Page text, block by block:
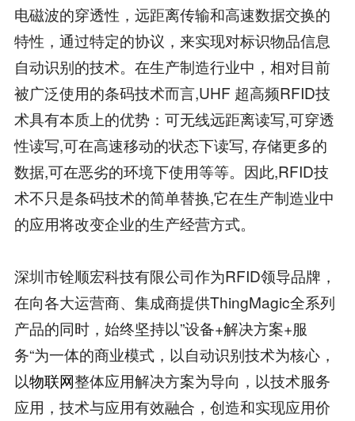
电磁波的穿透性，远距离传输和高速数据交换的
特性，通过特定的协议，来实现对标识物品信息
自动识别的技术。在生产制造行业中，相对目前
被广泛使用的条码技术而言,UHF 超高频RFID技
术具有本质上的优势：可无线远距离读写,可穿透
性读写,可在高速移动的状态下读写, 存储更多的
数据,可在恶劣的环境下使用等等。因此,RFID技
术不只是条码技术的简单替换,它在生产制造业中
的应用将改变企业的生产经营方式。
深圳市铨顺宏科技有限公司作为RFID领导品牌，
在向各大运营商、集成商提供ThingMagic全系列
产品的同时，始终坚持以”设备+解决方案+服
务“为一体的商业模式，以自动识别技术为核心，
以物联网整体应用解决方案为导向，以技术服务
应用，技术与应用有效融合，创造和实现应用价